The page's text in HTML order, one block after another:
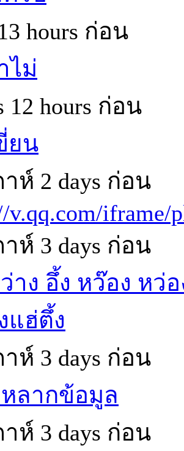
hours ก่อน
ไม่
12 hours ก่อน
ยน
ห์ 2 days ก่อน
v.qq.com/iframe/
ห์ 3 days ก่อน
าง อึ้ง หว๊อง หว่อ
แฮ่ตึ้ง
ห์ 3 days ก่อน
ลากข้อมูล
ห์ 3 days ก่อน